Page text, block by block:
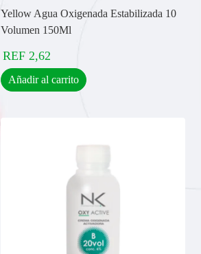
Yellow Agua Oxigenada Estabilizada 10
Volumen 150Ml
REF 2,62
Añadir al carrito